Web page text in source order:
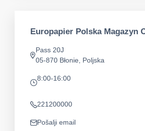
Europapier Polska Magazyn
app.address
Pass 20J
05-870 Błonie, Poljska
app.opening-times
8:00-16:00
Telefon
221200000
app.mail
Pošalji email